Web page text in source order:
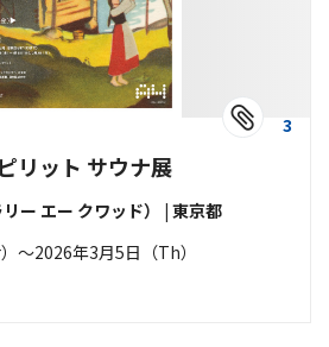
3
リット サウナ展
ー エー クワッド） | 東京都
〜2026年3月5日（Th）